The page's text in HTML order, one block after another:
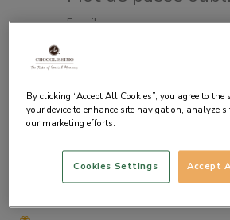
E-mail
d’achat
By clicking “Accept All Cookies”, you agree to the
your device to enhance site navigation, analyze
our marketing efforts.
Accept
Cookies Settings